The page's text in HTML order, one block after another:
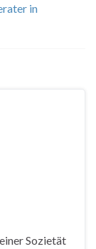
in
Sozietät